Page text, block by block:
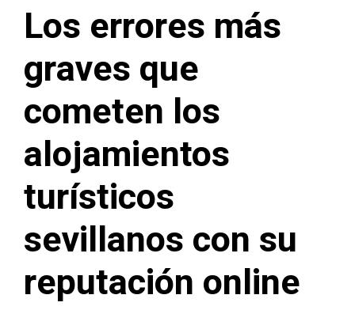
Los errores más
graves que
cometen los
alojamientos
turísticos
sevillanos con su
reputación online